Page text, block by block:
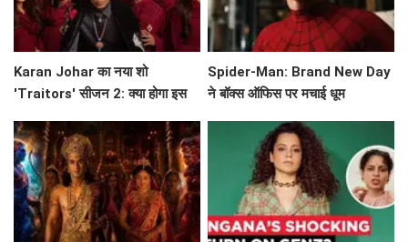
Karan Johar का नया शो
'Traitors' सीजन 2: क्या होगा इस
Spider-Man: Brand New Day
ने बॉक्स ऑफिस पर मचाई धूम